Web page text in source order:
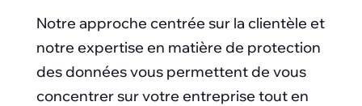
Notre approche centrée sur la clientèle et
notre expertise en matière de protection
des données vous permettent de vous
concentrer sur votre entreprise tout en